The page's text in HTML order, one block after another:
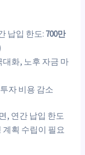
납입 한도: 700만
대화, 노후 자금 마
자 비용 감소
, 연간 납입 한도
계획 수립이 필요